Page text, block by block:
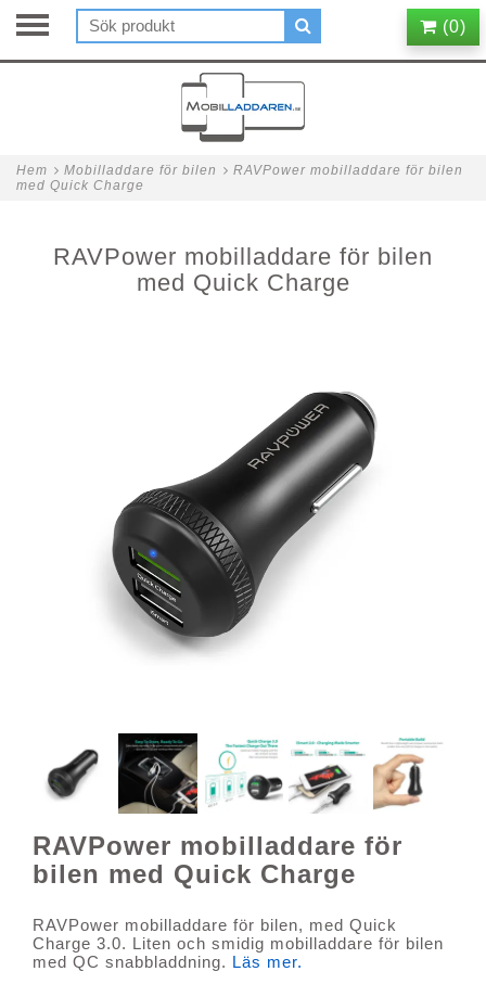
Hem Mobilladdare för bilen
RAVPower mobilladdare för bilen
med Quick Charge
RAVPower mobilladdare för bilen
med Quick Charge
RAVPower mobilladdare för
bilen med Quick Charge
RAVPower mobilladdare för bilen, med Quick
Charge 3.0. Liten och smidig mobilladdare för bilen
med QC snabbladdning. Läs mer.
(0)